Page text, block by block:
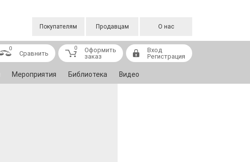
Покупателям Продавцам О нас
0
Сравнить
0
Оформить
заказ
Вход
Регистрация
Мероприятия Библиотека Видео